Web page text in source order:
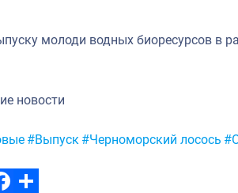
молоди водных биоресурсов в
новости
#Выпуск #Черноморский лосось